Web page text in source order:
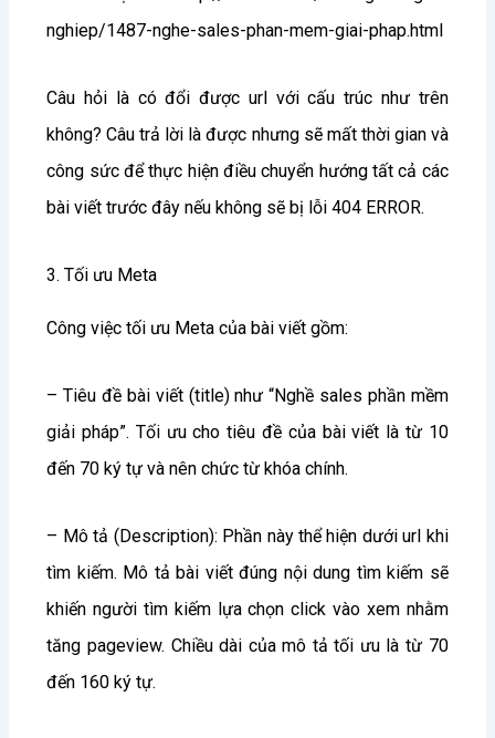
nghiep/1487-nghe-sales-phan-mem-giai-phap.html
Câu hỏi là có đổi được url với cấu trúc như trên
không? Câu trả lời là được nhưng sẽ mất thời gian và
công sức để thực hiện điều chuyển hướng tất cả các
bài viết trước đây nếu không sẽ bị lỗi 404 ERROR.
3. Tối ưu Meta
Công việc tối ưu Meta của bài viết gồm:
– Tiêu đề bài viết (title) như “Nghề sales phần mềm
giải pháp”. Tối ưu cho tiêu đề của bài viết là từ 10
đến 70 ký tự và nên chức từ khóa chính.
– Mô tả (Description): Phần này thể hiện dưới url khi
tìm kiếm. Mô tả bài viết đúng nội dung tìm kiếm sẽ
khiến người tìm kiếm lựa chọn click vào xem nhằm
tăng pageview. Chiều dài của mô tả tối ưu là từ 70
đến 160 ký tự.